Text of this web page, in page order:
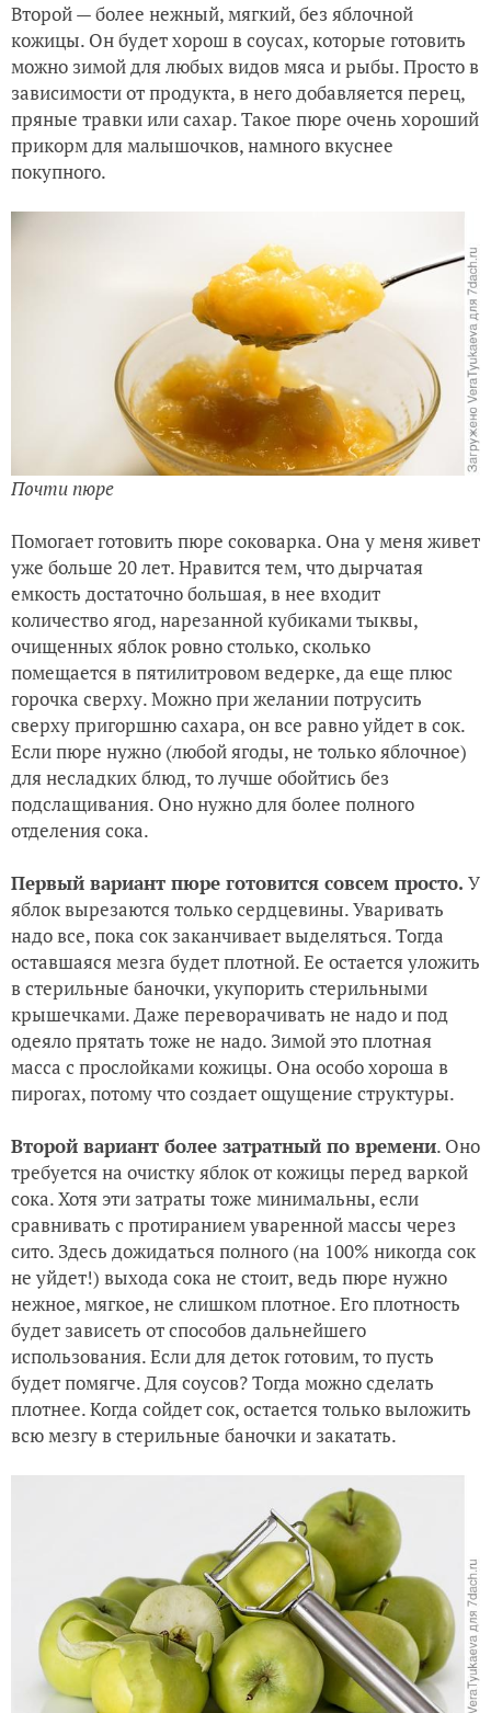
Второй — более нежный, мягкий, без яблочной
кожицы. Он будет хорош в соусах, которые готовить
можно зимой для любых видов мяса и рыбы. Просто в
зависимости от продукта, в него добавляется перец,
пряные травки или сахар. Такое пюре очень хороший
прикорм для малышочков, намного вкуснее
покупного.
Почти пюре
Помогает готовить пюре соковарка. Она у меня живет
уже больше 20 лет. Нравится тем, что дырчатая
емкость достаточно большая, в нее входит
количество ягод, нарезанной кубиками тыквы,
очищенных яблок ровно столько, сколько
помещается в пятилитровом ведерке, да еще плюс
горочка сверху. Можно при желании потрусить
сверху пригоршню сахара, он все равно уйдет в сок.
Если пюре нужно (любой ягоды, не только яблочное)
для несладких блюд, то лучше обойтись без
подслащивания. Оно нужно для более полного
отделения сока.
Первый вариант пюре готовится совсем просто. У
яблок вырезаются только сердцевины. Уваривать
надо все, пока сок заканчивает выделяться. Тогда
оставшаяся мезга будет плотной. Ее остается уложить
в стерильные баночки, укупорить стерильными
крышечками. Даже переворачивать не надо и под
одеяло прятать тоже не надо. Зимой это плотная
масса с прослойками кожицы. Она особо хороша в
пирогах, потому что создает ощущение структуры.
Второй вариант более затратный по времени. Оно
требуется на очистку яблок от кожицы перед варкой
сока. Хотя эти затраты тоже минимальны, если
сравнивать с протиранием уваренной массы через
сито. Здесь дожидаться полного (на 100% никогда сок
не уйдет!) выхода сока не стоит, ведь пюре нужно
нежное, мягкое, не слишком плотное. Его плотность
будет зависеть от способов дальнейшего
использования. Если для деток готовим, то пусть
будет помягче. Для соусов? Тогда можно сделать
плотнее. Когда сойдет сок, остается только выложить
всю мезгу в стерильные баночки и закатать.